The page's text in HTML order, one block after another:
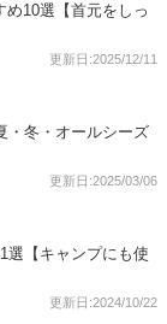
10選【首元をしっ
更新日:2025/12/11
・冬・オールシーズ
更新日:2025/03/06
選【キャンプにも使
更新日:2024/10/22